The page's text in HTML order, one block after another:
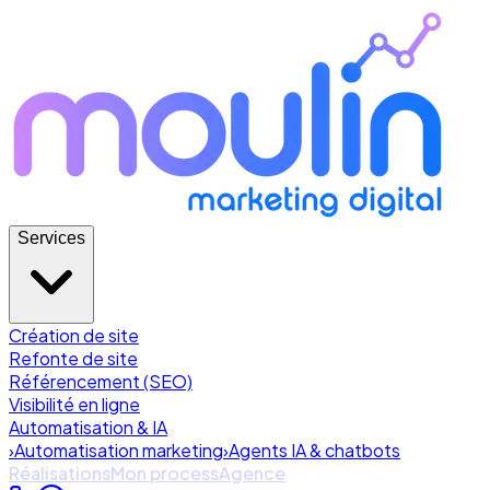
Services
Création de site
Refonte de site
Référencement (SEO)
Visibilité en ligne
Automatisation & IA
›Automatisation marketing›Agents IA & chatbots
RéalisationsMon processAgence